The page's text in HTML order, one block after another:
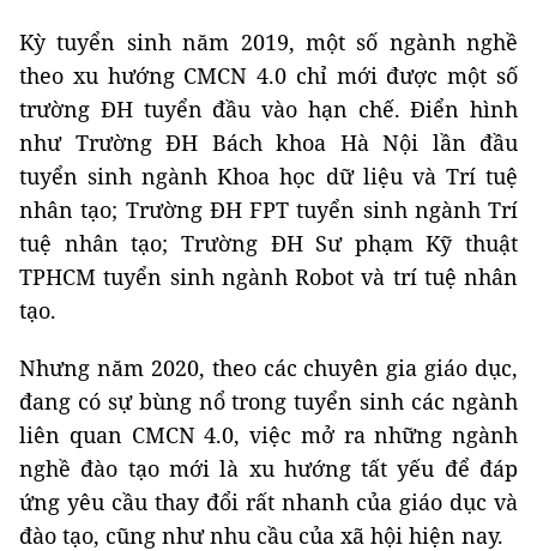
Kỳ tuyển sinh năm 2019, một số ngành nghề
theo xu hướng CMCN 4.0 chỉ mới được một số
trường ĐH tuyển đầu vào hạn chế. Điển hình
như Trường ĐH Bách khoa Hà Nội lần đầu
tuyển sinh ngành Khoa học dữ liệu và Trí tuệ
nhân tạo; Trường ĐH FPT tuyển sinh ngành Trí
tuệ nhân tạo; Trường ĐH Sư phạm Kỹ thuật
TPHCM tuyển sinh ngành Robot và trí tuệ nhân
tạo.
Nhưng năm 2020, theo các chuyên gia giáo dục,
đang có sự bùng nổ trong tuyển sinh các ngành
liên quan CMCN 4.0, việc mở ra những ngành
nghề đào tạo mới là xu hướng tất yếu để đáp
ứng yêu cầu thay đổi rất nhanh của giáo dục và
đào tạo, cũng như nhu cầu của xã hội hiện nay.